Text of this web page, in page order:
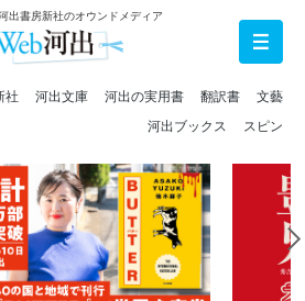
書房新社のオウンドメディア
社 河出文庫 河出の実用書 翻訳書
文藝
河出ブックス
スピン